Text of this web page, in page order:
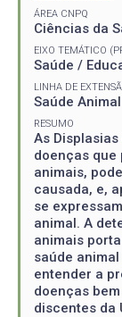
ÁREA CNPQ
Ciências da
EIXO TEMÁTICO
Saúde /
LINHA DE
Saúde Animal
RESUMO
As
doenças que
animais,
causada, e,
se
animal. A
animais
saúde
entender a
doenças
discentes da